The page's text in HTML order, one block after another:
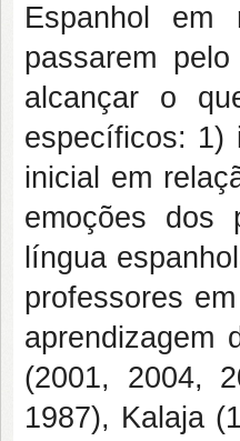
Espanhol em
passarem
alcançar o
específicos: 1)
inicial em
emoções dos
língua
professores
aprendizagem
(2001, 2004,
1987), Kalaja